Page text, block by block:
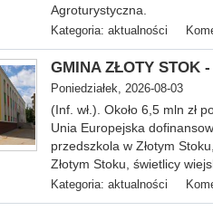
Agroturystyczna.
Kategoria: aktualności
GMINA ZŁOTY
Poniedziałek, 2026-08-03
(Inf. wł.). Około 6,5 mln zł
Unia Europejska
przedszkola w Złotym
Złotym Stoku, świetlicy
Kategoria: aktualności